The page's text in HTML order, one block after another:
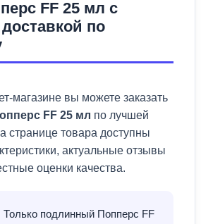
FF 25 мл с
по
магазине вы можете заказать
FF 25 мл по лучшей
странице товара доступны
актуальные отзывы
оценки качества.
Только подлинный Попперс FF